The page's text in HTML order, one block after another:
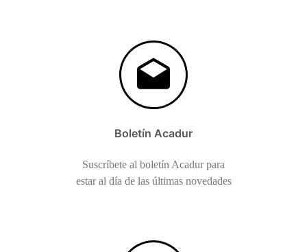
Boletín Acadur
Suscríbete al boletín Acadur para
estar al día de las últimas novedades